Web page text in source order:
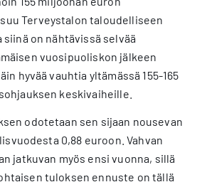
Terveystalon taloudelliseen
on nähtävissä selvää
vuosipuoliskon jälkeen
hyvää vauhtia yltämässä 155-165
keskivaiheille.
odotetaan sen sijaan nousevan
0,88 euroon. Vahvan
jatkuvan myös ensi vuonna, sillä
tuloksen ennuste on tällä